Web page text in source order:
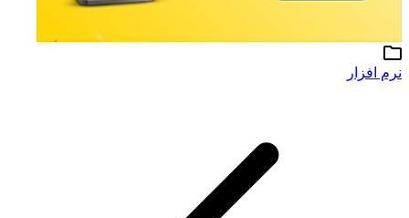
نرم افزار